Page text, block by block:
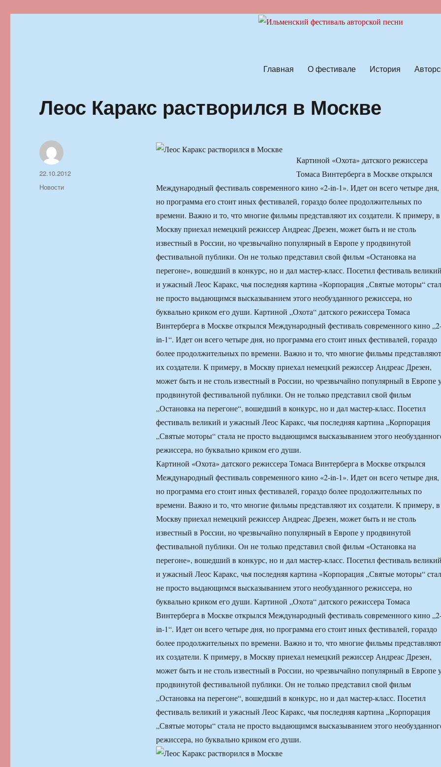
Главная О фестивале История
Леос Каракс растворился в Москве
Картиной «Охота» датского режиссера
Томаса Винтерберга в Москве открылся
Международный фестиваль современного кино «2-in-1». Идет он всего четыре дня,
но программа его стоит иных фестивалей, гораздо более продолжительных по
времени. Важно и то, что многие фильмы представляют их создатели. К примеру, в
Москву приехал немецкий режиссер Андреас Дрезен, может быть и не столь
известный в России, но чрезвычайно популярный в Европе у продвинутой
фестивальной публики. Он не только представил свой фильм «Остановка на
перегоне», вошедший в конкурс, но и дал мастер-класс. Посетил фестиваль великий
и ужасный Леос Каракс, чья последняя картина «Корпорация „Святые моторы“
не просто выдающимся высказыванием этого необузданного режиссера, но
буквально криком его души. Картиной „Охота“ датского режиссера Томаса
Винтерберга в Москве открылся Международный фестиваль современного кино
in-1“. Идет он всего четыре дня, но программа его стоит иных фестивалей, гораздо
более продолжительных по времени. Важно и то, что многие фильмы представляют
их создатели. К примеру, в Москву приехал немецкий режиссер Андреас Дрезен,
может быть и не столь известный в России, но чрезвычайно популярный в Европе
продвинутой фестивальной публики. Он не только представил свой фильм
„Остановка на перегоне“, вошедший в конкурс, но и дал мастер-класс. Посетил
фестиваль великий и ужасный Леос Каракс, чья последняя картина „Корпорация
„Святые моторы“ стала не просто выдающимся высказыванием этого
режиссера, но буквально криком его души.
Картиной «Охота» датского режиссера Томаса Винтерберга в Москве открылся
Международный фестиваль современного кино «2-in-1». Идет он всего четыре дня,
но программа его стоит иных фестивалей, гораздо более продолжительных по
времени. Важно и то, что многие фильмы представляют их создатели. К примеру, в
Москву приехал немецкий режиссер Андреас Дрезен, может быть и не столь
известный в России, но чрезвычайно популярный в Европе у продвинутой
фестивальной публики. Он не только представил свой фильм «Остановка на
перегоне», вошедший в конкурс, но и дал мастер-класс. Посетил фестиваль великий
и ужасный Леос Каракс, чья последняя картина «Корпорация „Святые моторы“
не просто выдающимся высказыванием этого необузданного режиссера, но
буквально криком его души. Картиной „Охота“ датского режиссера Томаса
Винтерберга в Москве открылся Международный фестиваль современного кино
in-1“. Идет он всего четыре дня, но программа его стоит иных фестивалей, гораздо
более продолжительных по времени. Важно и то, что многие фильмы представляют
их создатели. К примеру, в Москву приехал немецкий режиссер Андреас Дрезен,
может быть и не столь известный в России, но чрезвычайно популярный в Европе
продвинутой фестивальной публики. Он не только представил свой фильм
„Остановка на перегоне“, вошедший в конкурс, но и дал мастер-класс. Посетил
фестиваль великий и ужасный Леос Каракс, чья последняя картина „Корпорация
„Святые моторы“ стала не просто выдающимся высказыванием этого
режиссера, но буквально криком его души.
Автор
Опубликовано
22.10.2012
Рубрики
Новости